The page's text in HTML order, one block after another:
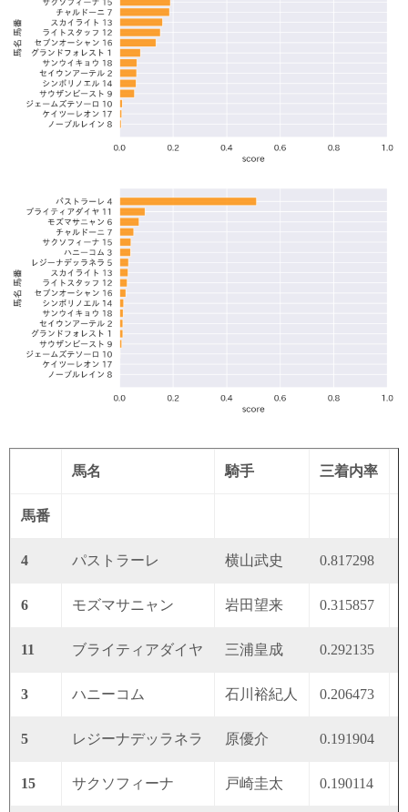
馬名 騎手 三着内率
馬番
4 パストラーレ 横山武史 0.817298
6 モズマサニャン 岩田望来 0.315857
11 ブライティアダイヤ 三浦皇成 0.292135
3 ハニーコム 石川裕紀人 0.206473
5 レジーナデッラネラ 原優介 0.191904
15 サクソフィーナ 戸崎圭太 0.190114